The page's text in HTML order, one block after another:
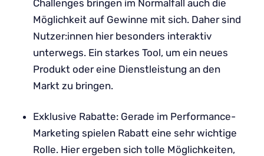
Challenges bringen im Normalfall auch die
Möglichkeit auf Gewinne mit sich. Daher sind
Nutzer:innen hier besonders interaktiv
unterwegs. Ein starkes Tool, um ein neues
Produkt oder eine Dienstleistung an den
Markt zu bringen.
Exklusive Rabatte: Gerade im Performance-
Marketing spielen Rabatt eine sehr wichtige
Rolle. Hier ergeben sich tolle Möglichkeiten,